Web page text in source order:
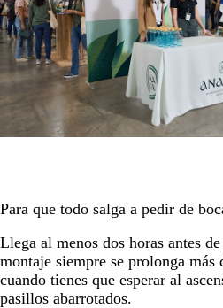
Para que todo salga a pedir de
Llega al menos dos horas antes
montaje siempre se prolonga más
cuando tienes que esperar al
pasillos abarrotados.